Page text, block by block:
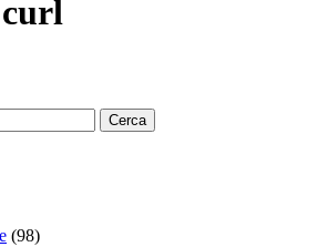
curl
Cerca
(98)